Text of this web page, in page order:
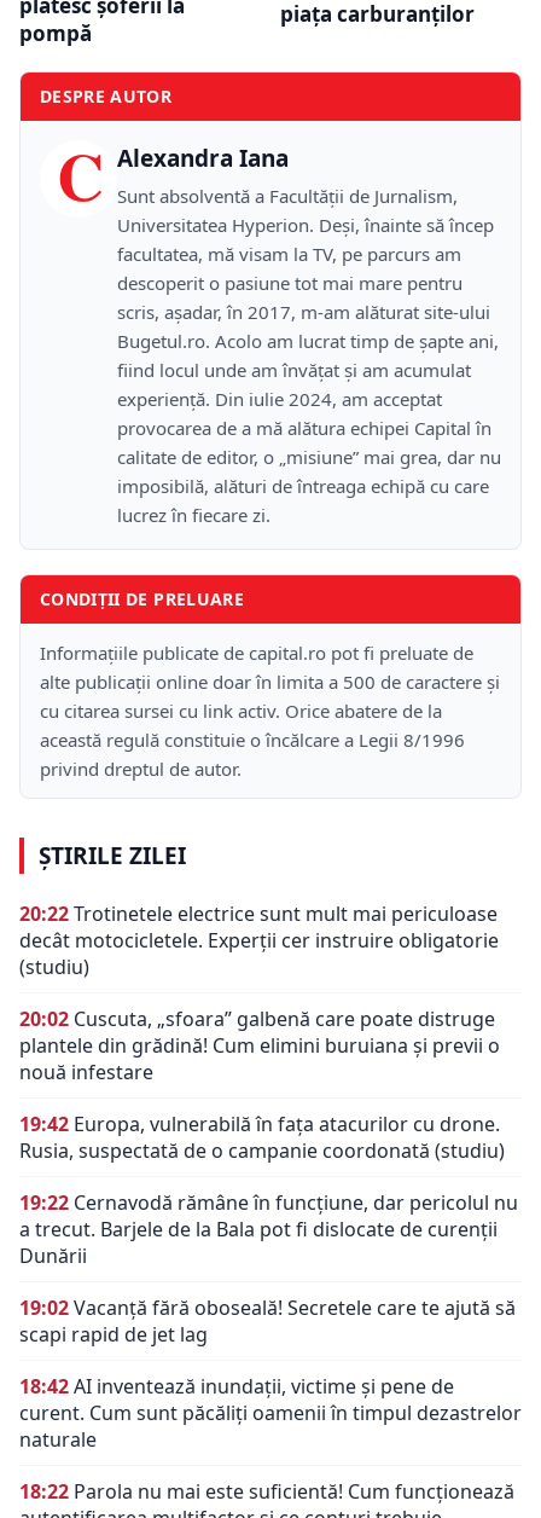
plătesc șoferii la
pompă
piața carburanților
DESPRE AUTOR
C Alexandra Iana
Sunt absolventă a Facultății de Jurnalism,
Universitatea Hyperion. Deși, înainte să încep
facultatea, mă visam la TV, pe parcurs am
descoperit o pasiune tot mai mare pentru
scris, așadar, în 2017, m-am alăturat site-ului
Bugetul.ro. Acolo am lucrat timp de șapte ani,
fiind locul unde am învățat și am acumulat
experiență. Din iulie 2024, am acceptat
provocarea de a mă alătura echipei Capital în
calitate de editor, o „misiune” mai grea, dar nu
imposibilă, alături de întreaga echipă cu care
lucrez în fiecare zi.
CONDIȚII DE PRELUARE
Informațiile publicate de capital.ro pot fi preluate de
alte publicații online doar în limita a 500 de caractere și
cu citarea sursei cu link activ. Orice abatere de la
această regulă constituie o încălcare a Legii 8/1996
privind dreptul de autor.
ȘTIRILE ZILEI
20:22Trotinetele electrice sunt mult mai periculoase
decât motocicletele. Experții cer instruire obligatorie
(studiu)
20:02 Cuscuta, „sfoara” galbenă care poate distruge
plantele din grădină! Cum elimini buruiana și previi o
nouă infestare
19:42 Europa, vulnerabilă în fața atacurilor cu drone.
Rusia, suspectată de o campanie coordonată (studiu)
19:22 Cernavodă rămâne în funcțiune, dar pericolul nu
a trecut. Barjele de la Bala pot fi dislocate de curenții
Dunării
19:02Vacanță fără oboseală! Secretele care te ajută să
scapi rapid de jet lag
18:42AI inventează inundații, victime și pene de
curent. Cum sunt păcăliți oamenii în timpul dezastrelor
naturale
18:22 Parola nu mai este suficientă! Cum funcționează